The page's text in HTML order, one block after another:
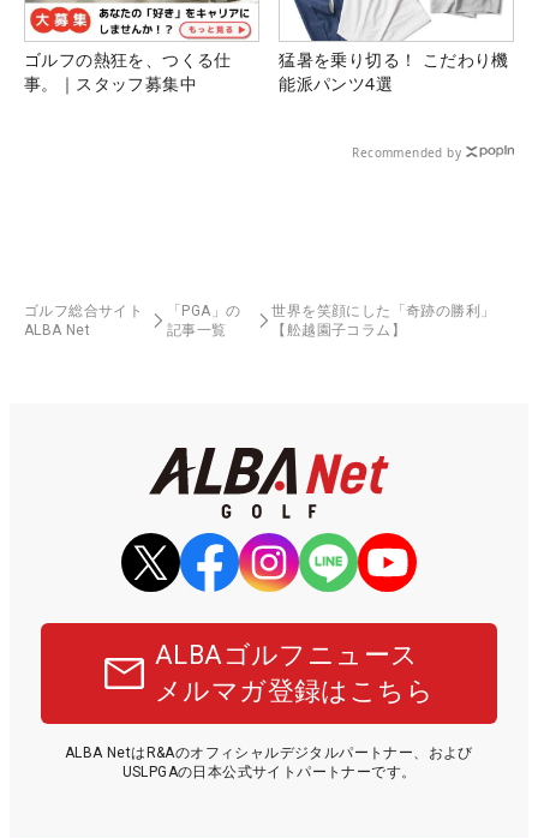
ゴルフの熱狂を、つくる仕
事。｜スタッフ募集中
猛暑を乗り切る！ こだわり機
能派パンツ4選
Recommended by
ゴルフ総合サイト
ALBA Net
「PGA」の
記事一覧
世界を笑顔にした「奇跡の勝利」
【舩越園子コラム】
ALBAゴルフニュース
メルマガ登録はこちら
ALBA NetはR&Aのオフィシャルデジタルパートナー、および
USLPGAの日本公式サイトパートナーです。